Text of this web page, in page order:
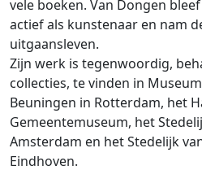
vele boeken. Van Dongen
actief als kunstenaar en nam
uitgaansleven.
Zijn werk is tegenwoordig,
collecties, te vinden in
Beuningen in Rotterdam, het
Gemeentemuseum, het
Amsterdam en het Stedelijk
Eindhoven.